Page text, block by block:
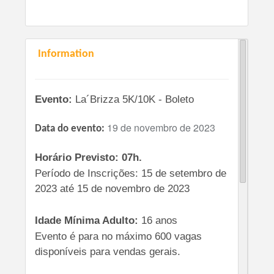
Information
Evento: La´Brizza 5K/10K - Boleto
Data do evento: 19 de novembro de 2023
Horário Previsto: 07h.
Período de Inscrições: 15 de setembro de
2023 até 15 de novembro de 2023
Idade Mínima Adulto: 16 anos
Evento é para no máximo 600 vagas
disponíveis para vendas gerais.